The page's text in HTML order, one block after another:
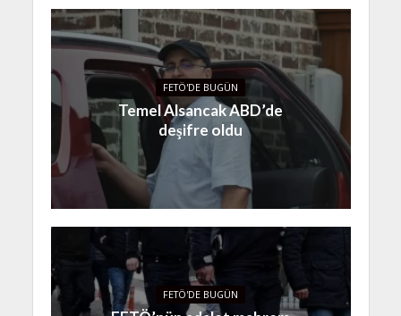
FETÖ'DE BUGÜN
Temel Alsancak ABD’de
deşifre oldu
FETÖ'DE BUGÜN